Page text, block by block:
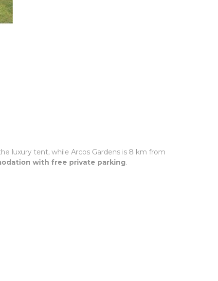
luxury tent, while Arcos Gardens is 8 km from
with free private parking.